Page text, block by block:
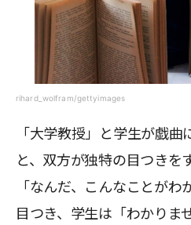
rihard_wolfram/gettyimages
「大学教授」と学生が戯曲
と、双方が独特の目つきを
「なんだ、こんなことが
目つき、学生は「わかりま